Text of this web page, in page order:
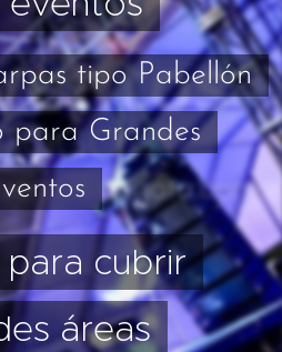
tipo Pabellón
para Grandes
cubrir
áreas